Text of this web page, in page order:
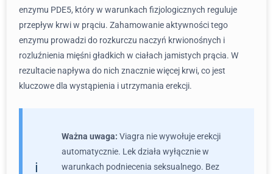
enzymu PDE5, który w warunkach fizjologicznych reguluje
przepływ krwi w prąciu. Zahamowanie aktywności tego
enzymu prowadzi do rozkurczu naczyń krwionośnych i
rozluźnienia mięśni gładkich w ciałach jamistych prącia. W
rezultacie napływa do nich znacznie więcej krwi, co jest
kluczowe dla wystąpienia i utrzymania erekcji.
Ważna uwaga: Viagra nie wywołuje erekcji
automatycznie. Lek działa wyłącznie w
warunkach podniecenia seksualnego. Bez